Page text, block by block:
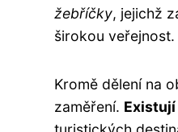
žebříčky, jejichž
širokou
Kromě dělení na
zaměření.